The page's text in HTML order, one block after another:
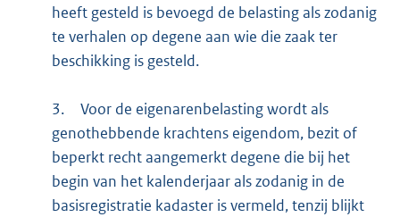
heeft gesteld is bevoegd de belasting als zodanig
te verhalen op degene aan wie die zaak ter
beschikking is gesteld.
3.
Voor de eigenarenbelasting wordt als
genothebbende krachtens eigendom, bezit of
beperkt recht aangemerkt degene die bij het
begin van het kalenderjaar als zodanig in de
basisregistratie kadaster is vermeld, tenzij blijkt